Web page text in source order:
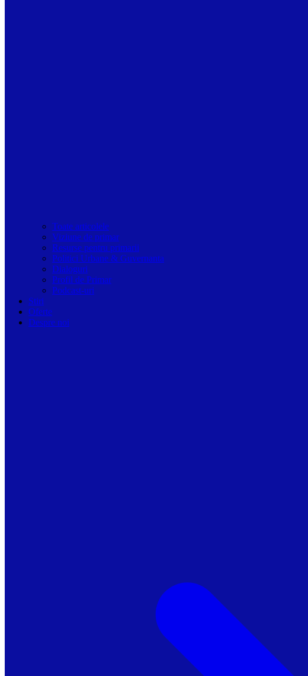
Toate articolele
Viziune de primar
Resurse pentru primarii
Politici Urbane & Guvernanta
Dialoguri
Profil de Primar
Podcast-uri
Stiri
Oferte
Despre noi